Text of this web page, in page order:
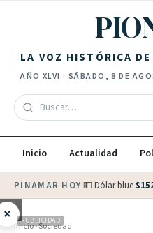
LA VOZ HISTÓRICA
AÑO XLVI · SÁBADO, 8 DE
Inicio Actualidad
PINAMAR HOY·💵 Dólar blue $
× PUBLICIDAD
Inicio›Sociedad